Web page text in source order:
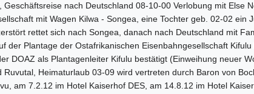
nach Deutschland 08-10-00 Verlobung mit Else
mit Wagen Kilwa - Songea, eine Tochter geb. 02-02 ein
rettet sich nach Songea, danach nach Deutschland mit
der Plantage der Ostafrikanischen Eisenbahngesellschaft
DOAZ als Plantagenleiter Kifulu bestätigt (Einweihung neuer
Heimaturlaub 03-09 wird vertreten durch Baron von
am 7.2.12 im Hotel Kaiserhof DES, am 14.8.12 im Hotel